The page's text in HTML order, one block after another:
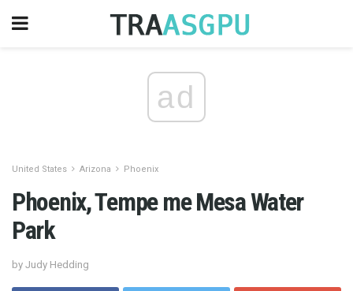
ad
United States Arizona Phoenix
Phoenix, Tempe me Mesa Water
Park
by Judy Hedding